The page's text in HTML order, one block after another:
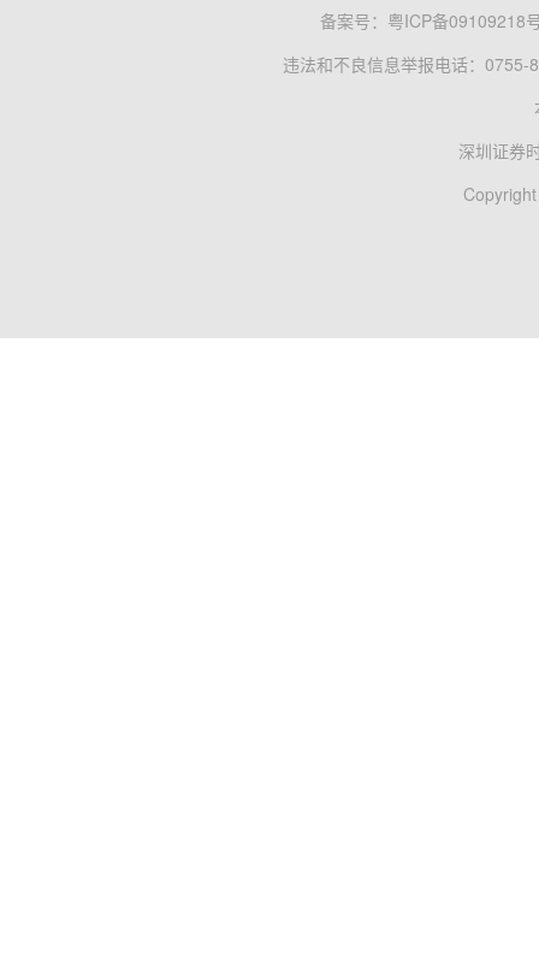
备案号： 粤ICP备09109218
违法和不良信息举报电话：0755-
深圳证券